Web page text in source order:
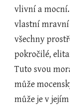
vlivní a
vlastní mravní
všechny
pokročilé,
Tuto svou
může
může je v